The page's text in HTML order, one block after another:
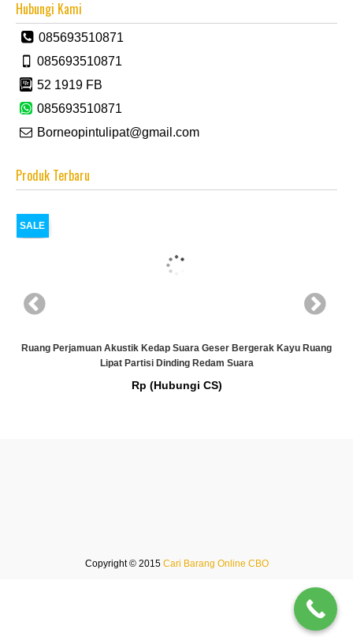
Hubungi Kami
085693510871
085693510871
52 1919 FB
085693510871
Borneopintulipat@gmail.com
Produk Terbaru
SALE
Ruang Perjamuan Akustik Kedap Suara Geser Bergerak Kayu Ruang
Lipat Partisi Dinding Redam Suara
Rp (Hubungi CS)
Copyright © 2015 Cari Barang Online CBO